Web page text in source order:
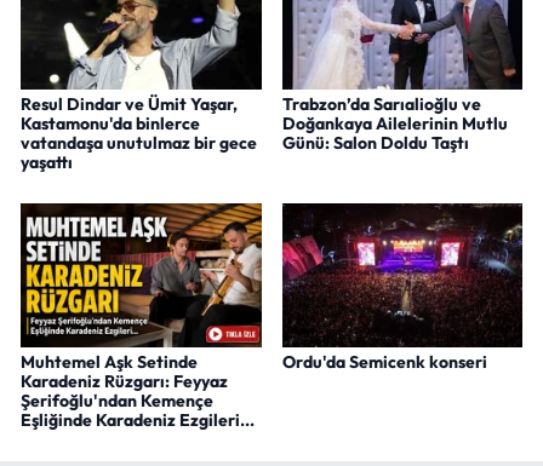
Resul Dindar ve Ümit Yaşar,
Kastamonu'da binlerce
vatandaşa unutulmaz bir gece
yaşattı
Trabzon’da Sarıalioğlu ve
Doğankaya Ailelerinin Mutlu
Günü: Salon Doldu Taştı
Muhtemel Aşk Setinde
Karadeniz Rüzgarı: Feyyaz
Şerifoğlu'ndan Kemençe
Eşliğinde Karadeniz Ezgileri...
Ordu'da Semicenk konseri